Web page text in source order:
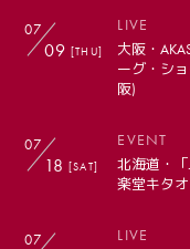
07
09 [THU]
LIVE
大阪・
ーグ・ショ
阪)
07
18 [SAT]
EVENT
北海道・「
楽堂キタ
07 LIVE